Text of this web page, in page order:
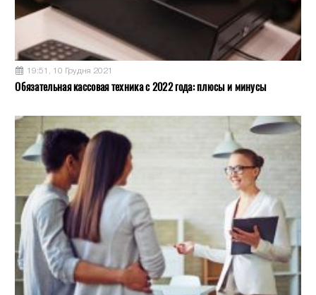
19:51, 10 Грудня 2021
Обязательная кассовая техника с 2022 года: плюсы и минусы